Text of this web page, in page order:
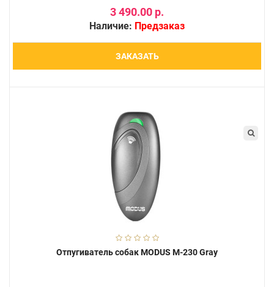
3 490.00 р.
Наличие: Предзаказ
ЗАКАЗАТЬ
Отпугиватель собак MODUS М-230 Gray